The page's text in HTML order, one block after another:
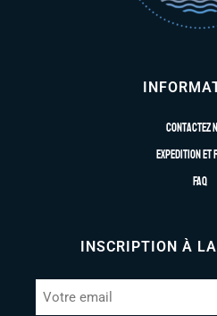
Contactez
Expedition
FAQ
INSCRIPTION À